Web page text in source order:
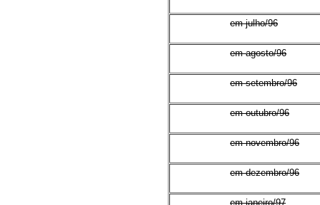
em julho/96
em agosto/96
em setembro/96
em outubro/96
em novembro/96
em dezembro/96
em janeiro/97